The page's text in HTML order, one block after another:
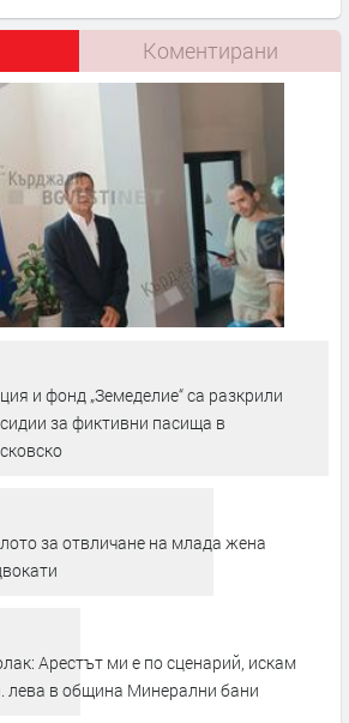
Коментирани
и фонд „Земеделие“ са разкрили
за фиктивни пасища в
за отвличане на млада жена
Арестът ми е по сценарий, искам
лева в община Минерални бани